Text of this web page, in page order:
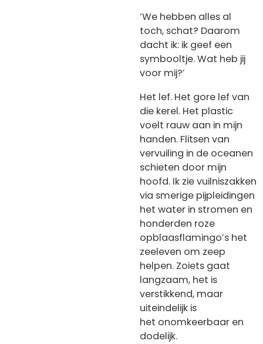
‘We hebben alles al
toch, schat? Daarom
dacht ik: ik geef een
symbooltje. Wat heb jij
voor mij?’
Het lef. Het gore lef van
die kerel. Het plastic
voelt rauw aan in mijn
handen. Flitsen van
vervuiling in de oceanen
schieten door mijn
hoofd. Ik zie vuilniszakken
via smerige pijpleidingen
het water in stromen en
honderden roze
opblaasflamingo’s het
zeeleven om zeep
helpen. Zoiets gaat
langzaam, het is
verstikkend, maar
uiteindelijk is
het onomkeerbaar en
dodelijk.